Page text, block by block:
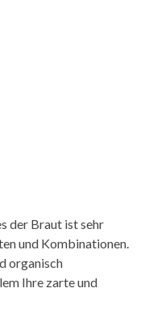
der Braut ist sehr
und Kombinationen.
organisch
Ihre zarte und